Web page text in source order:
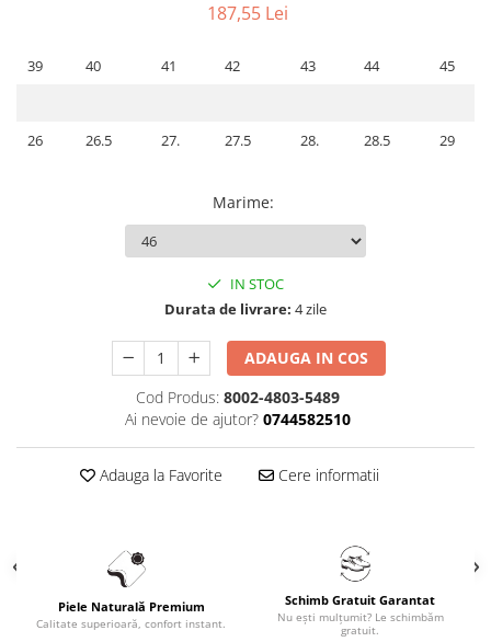
187,55 Lei
39 40 41 42 43 44 45
26 26.5 27. 27.5 28. 28.5 29
Marime:
IN STOC
Durata de livrare: 4 zile
ADAUGA IN COS
Cod Produs: 8002-4803-5489
Ai nevoie de ajutor? 0744582510
Adauga la Favorite Cere informatii
Piele Naturală Premium
Calitate superioară, confort instant.
Schimb Gratuit Garantat
Nu ești mulțumit? Le schimbăm
gratuit.